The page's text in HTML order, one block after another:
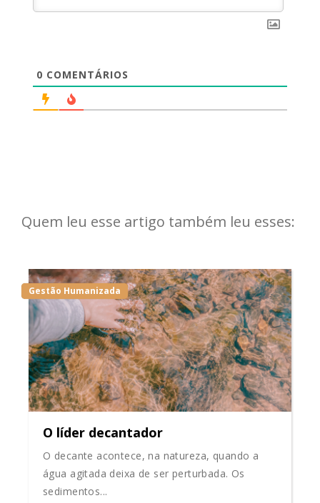
0 COMENTÁRIOS
Quem leu esse artigo também leu esses:
Gestão Humanizada
O líder decantador
O decante acontece, na natureza, quando a
água agitada deixa de ser perturbada. Os
sedimentos...